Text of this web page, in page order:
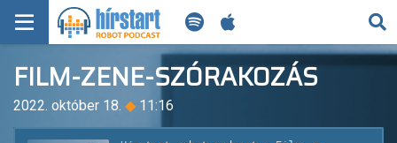
KERESÉS
KEZDŐLAP
FRISS HÍREK
FILM-ZENE-SZÓRAKOZÁS
2022. október 18. ◆ 11:16